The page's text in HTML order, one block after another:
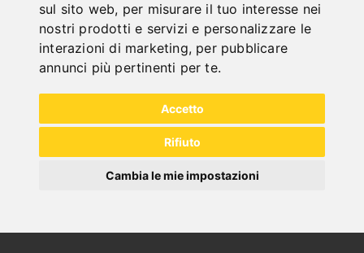
sul sito web, per misurare il tuo interesse nei
nostri prodotti e servizi e personalizzare le
interazioni di marketing, per pubblicare
annunci più pertinenti per te.
Accetto
Rifiuto
Cambia le mie impostazioni